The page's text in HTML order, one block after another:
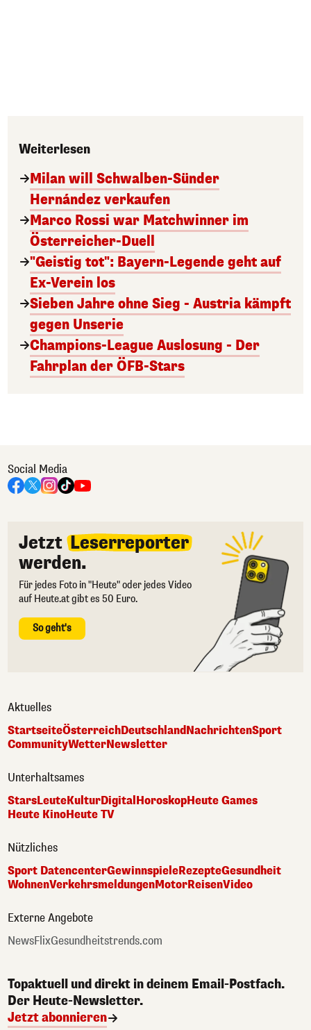
Weiterlesen
Milan will Schwalben-Sünder
Hernández verkaufen
Marco Rossi war Matchwinner im
Österreicher-Duell
"Geistig tot": Bayern-Legende geht auf
Ex-Verein los
Sieben Jahre ohne Sieg - Austria kämpft
gegen Unserie
Champions-League Auslosung - Der
Fahrplan der ÖFB-Stars
Social Media
Jetzt Leserreporter
werden.
Für jedes Foto in "Heute" oder jedes Video
auf Heute.at gibt es 50 Euro.
So geht's
Aktuelles
StartseiteÖsterreichDeutschlandNachrichtenSport
CommunityWetterNewsletter
Unterhaltsames
StarsLeuteKulturDigital HoroskopHeute Games
Heute KinoHeute TV
Nützliches
Sport DatencenterGewinnspieleRezepteGesundheit
WohnenVerkehrsmeldungenMotorReisenVideo
Externe Angebote
NewsFlixGesundheitstrends.com
Topaktuell und direkt in deinem Email-Postfach.
Der Heute-Newsletter.
Jetzt abonnieren